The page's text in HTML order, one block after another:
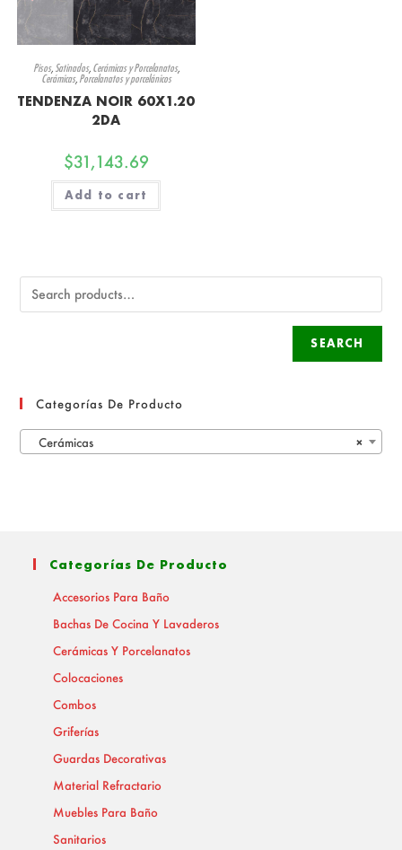
Pisos, Satinados, Cerámicas y Porcelanatos,
Cerámicas, Porcelanatos y porcelánicos
TENDENZA NOIR 60X1.20
2DA
$31,143.69
Add to cart
SEARCH
Categorías De Producto
×
Cerámicas
Categorías De Producto
Accesorios Para Baño
Bachas De Cocina Y Lavaderos
Cerámicas Y Porcelanatos
Colocaciones
Combos
Griferías
Guardas Decorativas
Material Refractario
Muebles Para Baño
Sanitarios